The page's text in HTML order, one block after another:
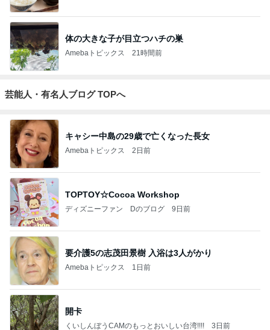
体の大きな子が目立つハチの巣
Amebaトピックス 21時間前
芸能人・有名人ブログ TOPへ
キャシー中島の29歳で亡くなった長女
Amebaトピックス 2日前
TOPTOY☆Cocoa Workshop
ディズニーファン Dのブログ 9日前
要介護5の志茂田景樹 入浴は3人がかり
Amebaトピックス 1日前
開卡
くいしんぼうCAMのもっとおいしい台湾!!!! 3日前